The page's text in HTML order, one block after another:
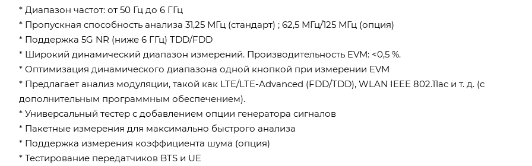
* Диапазон частот: от 50 Гц до 6 ГГц
* Пропускная способность анализа 31,25 МГц (стандарт) ; 62,5 МГц/125 МГц (опция)
* Поддержка 5G NR (ниже 6 ГГц) TDD/FDD
* Широкий динамический диапазон измерений. Производительность EVM: <0,5 %.
* Оптимизация динамического диапазона одной кнопкой при измерении EVM
* Предлагает анализ модуляции, такой как LTE/LTE-Advanced (FDD/TDD), WLAN IEEE 802.11ac и т. д. (с
дополнительным программным обеспечением).
* Универсальный тестер с добавлением опции генератора сигналов
* Пакетные измерения для максимально быстрого анализа
* Поддержка измерения коэффициента шума (опция)
* Тестирование передатчиков BTS и UE